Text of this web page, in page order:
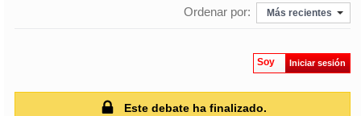
Ordenar por: Más recientes
Soy Iniciar sesión
Este debate ha finalizado.